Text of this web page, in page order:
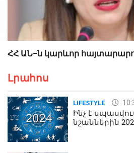
ՀՀ ԱՆ-ն կարևոր
Լրահոս
LIFESTYLE
Ինչ է
նշաններին